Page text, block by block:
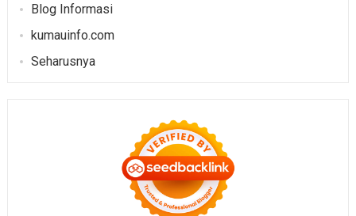
Blog Informasi
kumauinfo.com
Seharusnya